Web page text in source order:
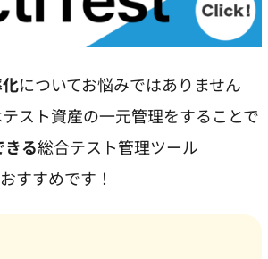
についてお悩みではありません
スト資産の一元管理をすることで
る総合テスト管理ツール
すすめです！